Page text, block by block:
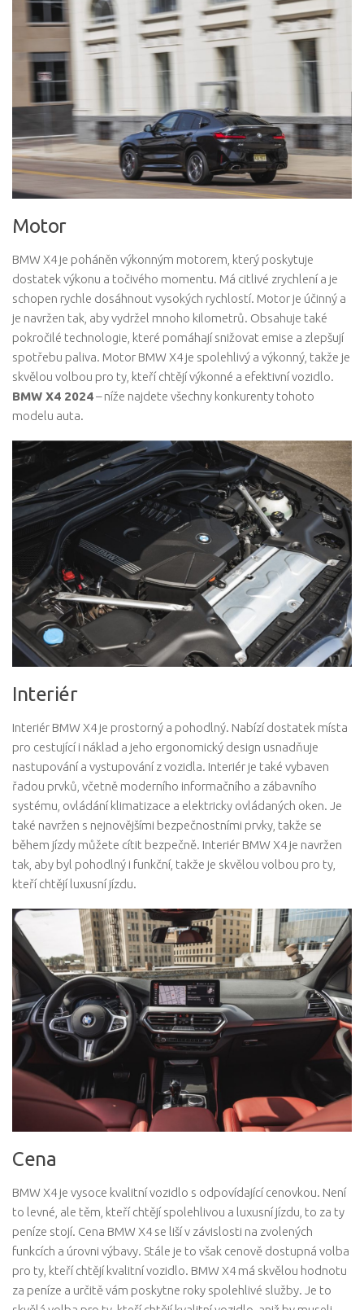
Motor
BMW X4 je poháněn výkonným motorem, který poskytuje
dostatek výkonu a točivého momentu. Má citlivé zrychlení a je
schopen rychle dosáhnout vysokých rychlostí. Motor je účinný a
je navržen tak, aby vydržel mnoho kilometrů. Obsahuje také
pokročilé technologie, které pomáhají snižovat emise a zlepšují
spotřebu paliva. Motor BMW X4 je spolehlivý a výkonný, takže je
skvělou volbou pro ty, kteří chtějí výkonné a efektivní vozidlo.
BMW X4 2024– níže najdete všechny konkurenty tohoto
modelu auta.
Interiér
Interiér BMW X4 je prostorný a pohodlný. Nabízí dostatek místa
pro cestující i náklad a jeho ergonomický design usnadňuje
nastupování a vystupování z vozidla. Interiér je také vybaven
řadou prvků, včetně moderního informačního a zábavního
systému, ovládání klimatizace a elektricky ovládaných oken. Je
také navržen s nejnovějšími bezpečnostními prvky, takže se
během jízdy můžete cítit bezpečně. Interiér BMW X4 je navržen
tak, aby byl pohodlný i funkční, takže je skvělou volbou pro ty,
kteří chtějí luxusní jízdu.
Cena
BMW X4 je vysoce kvalitní vozidlo s odpovídající cenovkou. Není
to levné, ale těm, kteří chtějí spolehlivou a luxusní jízdu, to za ty
peníze stojí. Cena BMW X4 se liší v závislosti na zvolených
funkcích a úrovni výbavy. Stále je to však cenově dostupná volba
pro ty, kteří chtějí kvalitní vozidlo. BMW X4 má skvělou hodnotu
za peníze a určitě vám poskytne roky spolehlivé služby. Je to